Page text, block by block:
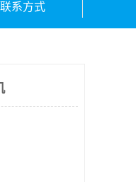
联系方式